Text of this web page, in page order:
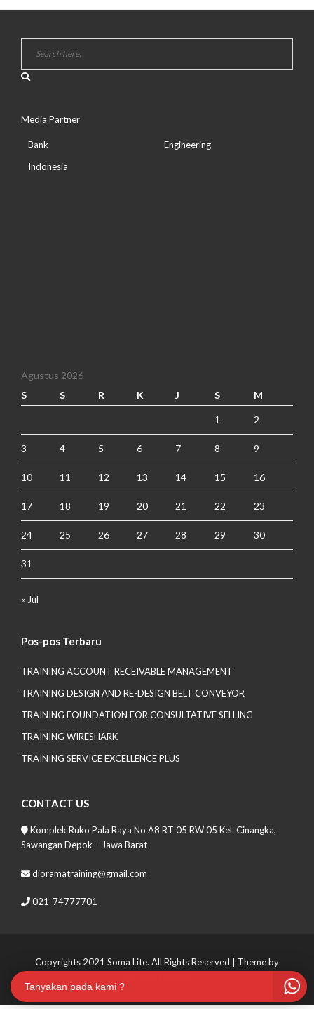
Media Partner
Bank
Indonesia
Engineering
Agustus 2026
S
S R K J S M
1 2
3 4 5 6 7 8 9
10 11 12 13 14 15 16
17 18 19 20 21 22 23
24 25 26 27 28 29 30
31
« Jul
Pos-pos Terbaru
TRAINING ACCOUNT RECEIVABLE MANAGEMENT
TRAINING DESIGN AND RE-DESIGN BELT CONVEYOR
TRAINING FOUNDATION FOR CONSULTATIVE SELLING
TRAINING WIRESHARK
TRAINING SERVICE EXCELLENCE PLUS
CONTACT US
Komplek Ruko Pala Raya No A8 RT 05 RW 05 Kel. Cinangka,
Sawangan Depok – Jawa Barat
dioramatraining@gmail.com
021-74777701
Copyrights 2021 Soma Lite. All Rights Reserved | Theme by
Tanyakan pada kami ?